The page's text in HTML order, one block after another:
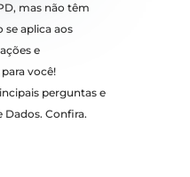
mas não têm
se aplica aos
e
você!
perguntas e
Dados. Confira.